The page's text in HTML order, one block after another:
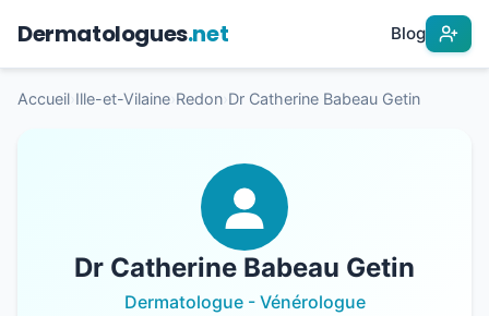
Dermatologues.net Blog
Accueil Ille-et-Vilaine Redon Dr Catherine Babeau Getin
Dr Catherine Babeau Getin
Dermatologue - Vénérologue